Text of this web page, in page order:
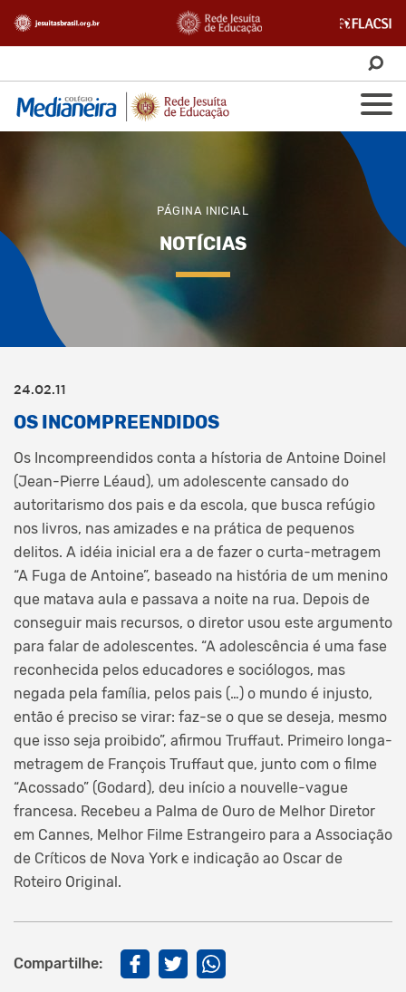
PÁGINA INICIAL
NOTÍCIAS
24.02.11
OS INCOMPREENDIDOS
Os Incompreendidos conta a hístoria de Antoine Doinel
(Jean-Pierre Léaud), um adolescente cansado do
autoritarismo dos pais e da escola, que busca refúgio
nos livros, nas amizades e na prática de pequenos
delitos. A idéia inicial era a de fazer o curta-metragem
“A Fuga de Antoine”, baseado na história de um menino
que matava aula e passava a noite na rua. Depois de
conseguir mais recursos, o diretor usou este argumento
para falar de adolescentes. “A adolescência é uma fase
reconhecida pelos educadores e sociólogos, mas
negada pela família, pelos pais (…) o mundo é injusto,
então é preciso se virar: faz-se o que se deseja, mesmo
que isso seja proibido”, afirmou Truffaut. Primeiro longa-
metragem de François Truffaut que, junto com o filme
“Acossado” (Godard), deu início a nouvelle-vague
francesa. Recebeu a Palma de Ouro de Melhor Diretor
em Cannes, Melhor Filme Estrangeiro para a Associação
de Críticos de Nova York e indicação ao Oscar de
Roteiro Original.
Compartilhe: